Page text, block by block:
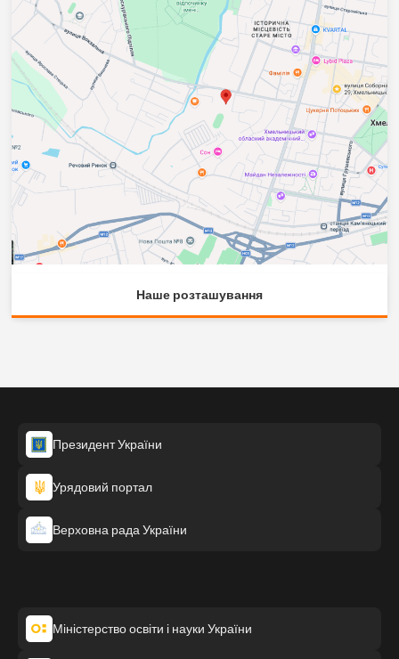
Наше розташування
Президент України
Урядовий портал
Верховна рада України
Міністерство освіти і науки України